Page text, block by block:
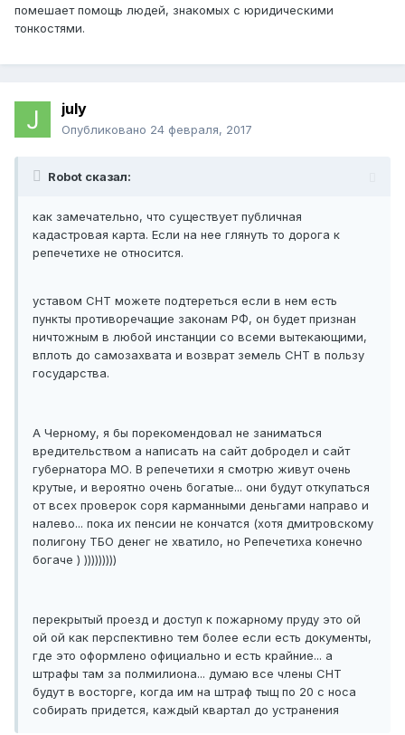
помешает помощь людей, знакомых с юридическими
тонкостями.
july
Опубликовано 24 февраля, 2017
Robot сказал:
как замечательно, что существует публичная
кадастровая карта. Если на нее глянуть то дорога к
репечетихе не относится.
уставом СНТ можете подтереться если в нем есть
пункты противоречащие законам РФ, он будет признан
ничтожным в любой инстанции со всеми вытекающими,
вплоть до самозахвата и возврат земель СНТ в пользу
государства.
А Черному, я бы порекомендовал не заниматься
вредительством а написать на сайт добродел и сайт
губернатора МО. В репечетихи я смотрю живут очень
крутые, и вероятно очень богатые... они будут откупаться
от всех проверок соря карманными деньгами направо и
налево... пока их пенсии не кончатся (хотя дмитровскому
полигону ТБО денег не хватило, но Репечетиха конечно
богаче ) )))))))))
перекрытый проезд и доступ к пожарному пруду это ой
ой ой как перспективно тем более если есть документы,
где это оформлено официально и есть крайние... а
штрафы там за полмилиона... думаю все члены СНТ
будут в восторге, когда им на штраф тыщ по 20 с носа
собирать придется, каждый квартал до устранения